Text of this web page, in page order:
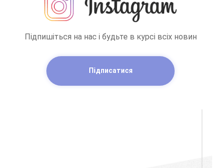
Підпишіться на нас і будьте в курсі всіх новин
Підписатися